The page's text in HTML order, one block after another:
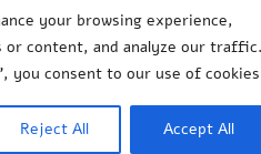
your browsing experience,
or content, and analyze our traffic.
you consent to our use of
Reject All Accept All
Życie i podróże